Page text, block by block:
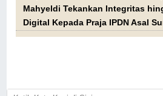
Mahyeldi Tekankan Integritas
Digital Kepada Praja IPDN Asal